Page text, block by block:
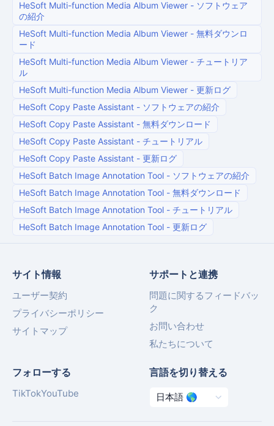
HeSoft Multi-function Media Album Viewer - ソフトウェア
の紹介
HeSoft Multi-function Media Album Viewer - 無料ダウンロ
ード
HeSoft Multi-function Media Album Viewer - チュートリア
ル
HeSoft Multi-function Media Album Viewer - 更新ログ
HeSoft Copy Paste Assistant - ソフトウェアの紹介
HeSoft Copy Paste Assistant - 無料ダウンロード
HeSoft Copy Paste Assistant - チュートリアル
HeSoft Copy Paste Assistant - 更新ログ
HeSoft Batch Image Annotation Tool - ソフトウェアの紹介
HeSoft Batch Image Annotation Tool - 無料ダウンロード
HeSoft Batch Image Annotation Tool - チュートリアル
HeSoft Batch Image Annotation Tool - 更新ログ
サイト情報
ユーザー契約
プライバシーポリシー
サイトマップ
サポートと連携
問題に関するフィードバッ
ク
お問い合わせ
私たちについて
フォローする
TikTokYouTube
言語を切り替える